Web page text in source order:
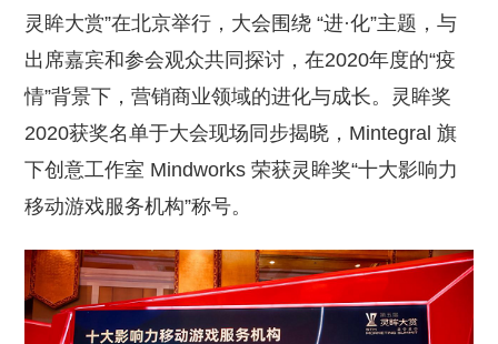
灵眸大赏”在北京举行，大会围绕 “进·化”主题，与
出席嘉宾和参会观众共同探讨，在2020年度的“疫
情”背景下，营销商业领域的进化与成长。灵眸奖
2020获奖名单于大会现场同步揭晓，Mintegral 旗
下创意工作室 Mindworks 荣获灵眸奖“十大影响力
移动游戏服务机构”称号。